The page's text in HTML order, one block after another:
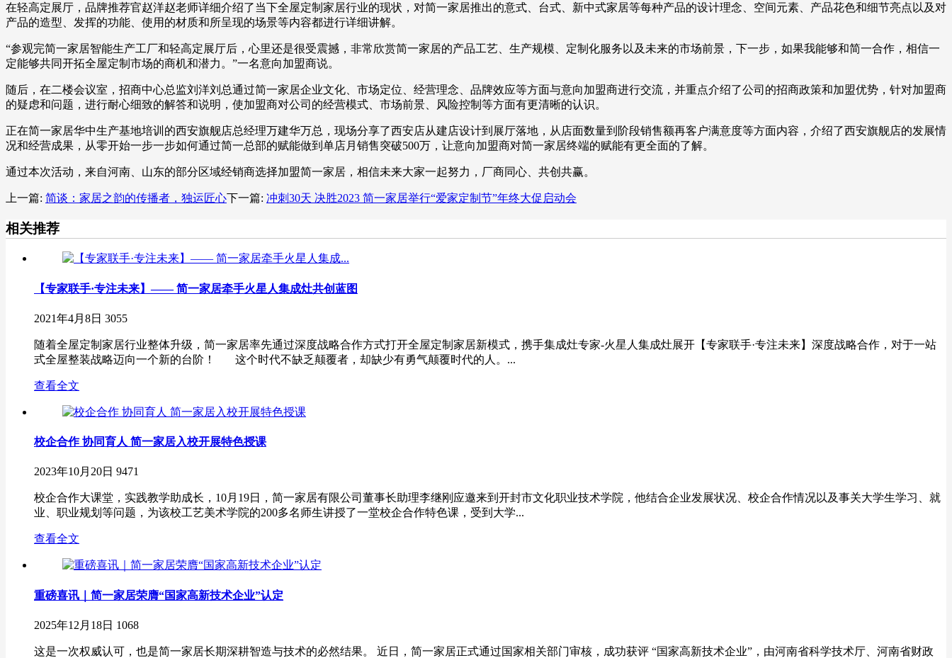
在轻高定展厅，品牌推荐官赵洋赵老师详细介绍了当下全屋定制家居行业的现状，对简一家居推出的意式、台式、新中式家居等每种产品的设计理念、空间元素、产品花色和细节亮点以及对
产品的造型、发挥的功能、使用的材质和所呈现的场景等内容都进行详细讲解。
“参观完简一家居智能生产工厂和轻高定展厅后，心里还是很受震撼，非常欣赏简一家居的产品工艺、生产规模、定制化服务以及未来的市场前景，下一步，如果我能够和简一合作，相信一
定能够共同开拓全屋定制市场的商机和潜力。”一名意向加盟商说。
随后，在二楼会议室，招商中心总监刘洋刘总通过简一家居企业文化、市场定位、经营理念、品牌效应等方面与意向加盟商进行交流，并重点介绍了公司的招商政策和加盟优势，针对加盟商
的疑虑和问题，进行耐心细致的解答和说明，使加盟商对公司的经营模式、市场前景、风险控制等方面有更清晰的认识。
正在简一家居华中生产基地培训的西安旗舰店总经理万建华万总，现场分享了西安店从建店设计到展厅落地，从店面数量到阶段销售额再客户满意度等方面内容，介绍了西安旗舰店的发展情
况和经营成果，从零开始一步一步如何通过简一总部的赋能做到单店月销售突破500万，让意向加盟商对简一家居终端的赋能有更全面的了解。
通过本次活动，来自河南、山东的部分区域经销商选择加盟简一家居，相信未来大家一起努力，厂商同心、共创共赢。
上一篇: 简谈：家居之韵的传播者，独运匠心下一篇: 冲刺30天 决胜2023 简一家居举行“爱家定制节”年终大促启动会
相关推荐
【专家联手·专注未来】—— 简一家居牵手火星人集成灶共创蓝图
2021年4月8日 3055
随着全屋定制家居行业整体升级，简一家居率先通过深度战略合作方式打开全屋定制家居新模式，携手集成灶专家-火星人集成灶展开【专家联手·专注未来】深度战略合作，对于一站
式全屋整装战略迈向一个新的台阶！ 这个时代不缺乏颠覆者，却缺少有勇气颠覆时代的人。...
查看全文
校企合作 协同育人 简一家居入校开展特色授课
2023年10月20日 9471
校企合作大课堂，实践教学助成长，10月19日，简一家居有限公司董事长助理李继刚应邀来到开封市文化职业技术学院，他结合企业发展状况、校企合作情况以及事关大学生学习、就
业、职业规划等问题，为该校工艺美术学院的200多名师生讲授了一堂校企合作特色课，受到大学...
查看全文
重磅喜讯｜简一家居荣膺“国家高新技术企业”认定
2025年12月18日 1068
这是一次权威认可，也是简一家居长期深耕智造与技术的必然结果。 近日，简一家居正式通过国家相关部门审核，成功获评 “国家高新技术企业”，由河南省科学技术厅、河南省财政